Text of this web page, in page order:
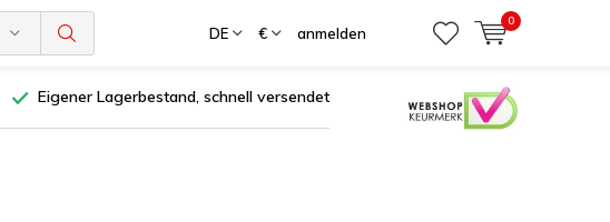
DE € anmelden
0
Eigener Lagerbestand, schnell versendet